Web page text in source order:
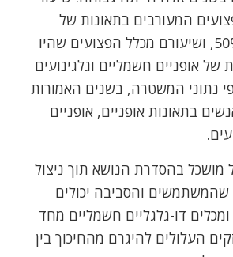
המעורבים בתאונות של
אופניים היה כ-50%, ושיעורם מכלל הפצועים שהיו
של אופניים חשמליים וגלגינועים
על פי נתוני המשטרה, בשנים האמורות
נהרגו 76 אנשים בתאונות אופניים, אופניים
מושכל בהסדרת הנושא תוך ניצול
והסביבה יכולים
דו-גלגליים חשמליים מחד
העלולים להיגרם מהחיכוך בין